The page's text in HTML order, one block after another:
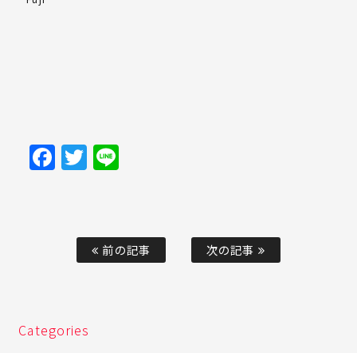
Facebook
Twitter
前の記事 次の記事
Categories